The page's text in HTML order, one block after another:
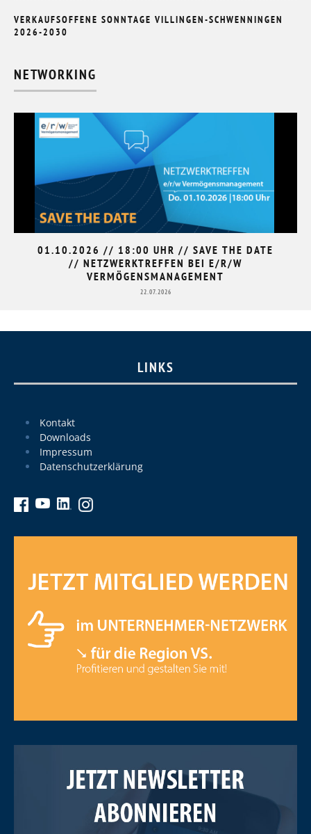
VERKAUFSOFFENE SONNTAGE VILLINGEN-SCHWENNINGEN
2026-2030
NETWORKING
01.10.2026 // 18:00 UHR // SAVE THE DATE
// NETZWERKTREFFEN BEI E/R/W
VERMÖGENSMANAGEMENT
22.07.2026
LINKS
Kontakt
Downloads
Impressum
Datenschutzerklärung